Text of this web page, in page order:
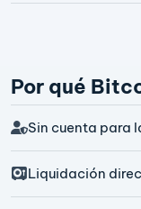
Por qué
Sin cuenta para
Liquidación